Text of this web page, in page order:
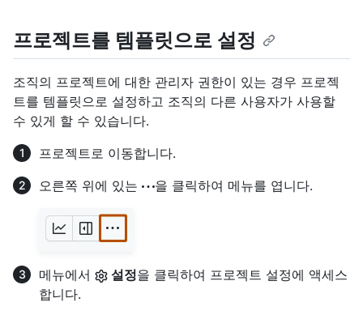
프로젝트를 템플릿으로 설정
조직의 프로젝트에 대한 관리자 권한이 있는 경우 프로젝
트를 템플릿으로 설정하고 조직의 다른 사용자가 사용할
수 있게 할 수 있습니다.
프로젝트로 이동합니다.
오른쪽 위에 있는
을 클릭하여 메뉴를 엽니다.
메뉴에서 설정을 클릭하여 프로젝트 설정에 액세스
합니다.